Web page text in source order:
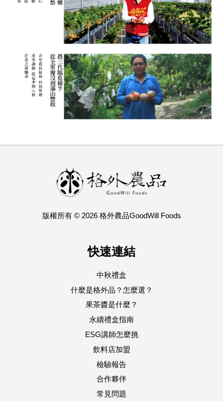
版權所有 © 2026 格外農品GoodWill Foods
快速連結
中秋禮盒
什麼是格外品？怎麼選？
果茶醬是什麼？
永續禮盒指南
ESG講師怎麼挑
飲料店加盟
檢驗報告
合作夥伴
常見問題